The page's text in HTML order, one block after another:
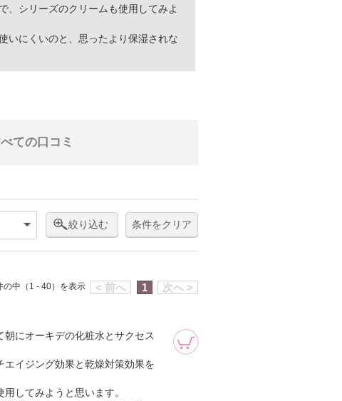
、シリーズのクリームも使用してみよ
いにくいのと、思ったより保湿されな
ての口コミ
絞り込む 条件をクリア
< 前へ 1 次へ >
の中（1 - 40）を表示
にオーキデの化粧水とサクセス
イジング効果と乾燥対策効果を
してみようと思います。